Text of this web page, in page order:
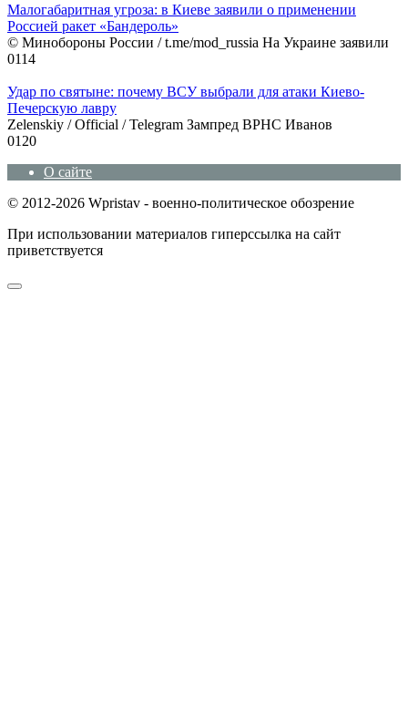
Малогабаритная угроза: в Киеве заявили о применении
Россией ракет «Бандероль»
© Минобороны России / t.me/mod_russia На Украине заявили
0114
Удар по святыне: почему ВСУ выбрали для атаки Киево-
Печерскую лавру
Zеlеnskiу / Оfficiаl / Telegram Зампред ВРНС Иванов
0120
О сайте
© 2012-2026 Wpristav - военно-политическое обозрение
При использовании материалов гиперссылка на сайт
приветствуется